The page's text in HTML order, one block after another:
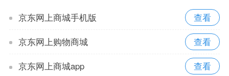
京东网上商城手机版
京东网上购物商城
京东网上商城app